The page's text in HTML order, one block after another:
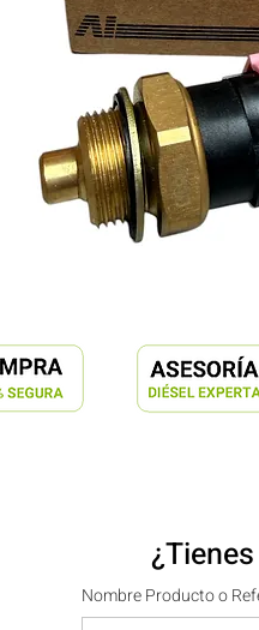
Nombre Producto o